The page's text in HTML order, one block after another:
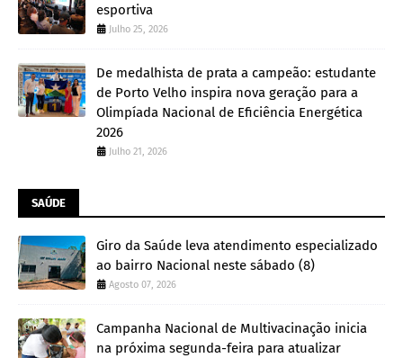
esportiva
Julho 25, 2026
De medalhista de prata a campeão: estudante
de Porto Velho inspira nova geração para a
Olimpíada Nacional de Eficiência Energética
2026
Julho 21, 2026
SAÚDE
Giro da Saúde leva atendimento especializado
ao bairro Nacional neste sábado (8)
Agosto 07, 2026
Campanha Nacional de Multivacinação inicia
na próxima segunda-feira para atualizar